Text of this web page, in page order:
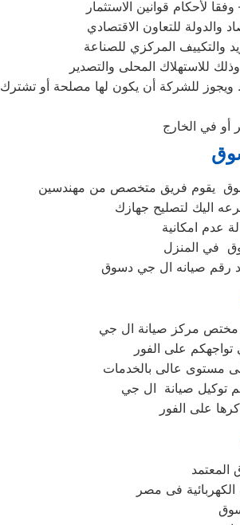
والتكييف المركزي للصناعة
للاستهلاك المحلى والتصدير
. ويجوز للشركة أن يكون لها مصلحة أو
يقوم فريق متخصص من مهندسين
اليك لتصليح جهازك
عدم امكانية
في المنزل
رقم صيانه ال جي دسوق
مختص مركز صيانة ال جي
تواجهكم على الفور
مستوى عالى بالخدمات
توكيل صيانة ال جي
على الفور
المعتمد
فى مصر